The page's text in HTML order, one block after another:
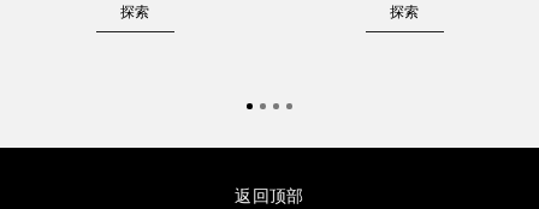
探索 探索
返回顶部